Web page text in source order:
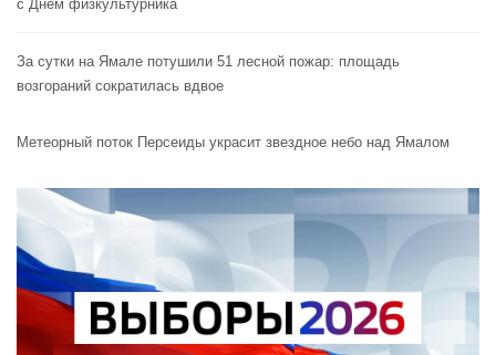
с Днём физкультурника
За сутки на Ямале потушили 51 лесной пожар: площадь
возгораний сократилась вдвое
Метеорный поток Персеиды украсит звездное небо над Ямалом